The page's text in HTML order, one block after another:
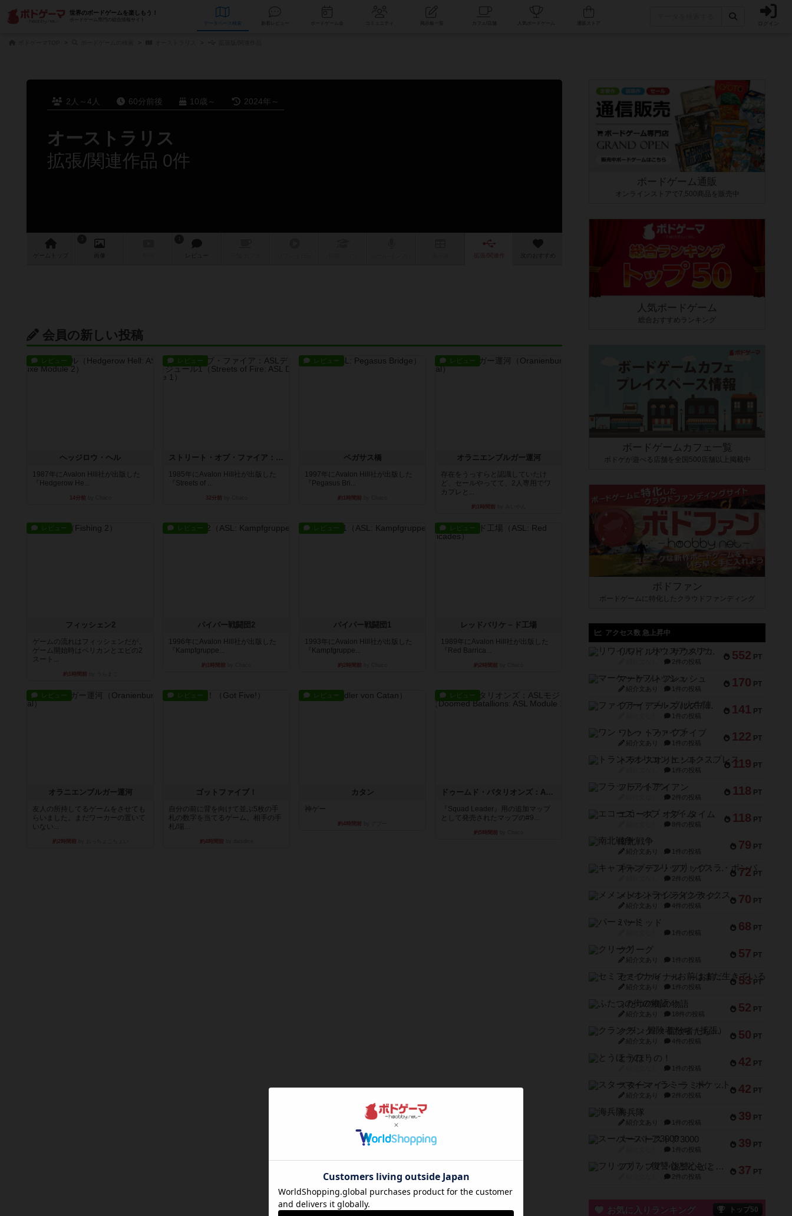
世界のボードゲームを楽しもう！
ボードゲーム専門の総合情報サイト
データベース コミュニティ 人気ボードゲーム ログイン
2人～4人 60分前後 10歳～ 2024年～
オーストラリス
拡張/関連作品 0件
ゲーム 画像 作 次のおすすめ
会員の新しい投稿
レビュー
ヘッジロウ・ヘル
1987年にAvalon Hill社が出版した
『Hedgerow He...
14分前
レビュー
ストリート・オブ・ファイア：ASLデラックスモジュール1
1985年にAvalon Hill社が出版した
『Streets of ...
32分前
レビュー
ペガサス橋
1997年にAvalon Hill社が出版した
『Pegasus Bri...
約1時間前
レビュー
オラニエンブルガー運河
存在をうっすらと認識していたけ
ど、セールやってて、2人専用でワ
カプレと...
約1時間前
レビュー
フィッシェン2
ゲームの流れはフィッシェンだが、
ゲーム開始時はペリカンとエビの2
スート...
約1時間前
レビュー
パイパー戦闘団2
1996年にAvalon Hill社が出版した
『Kampfgruppe...
約1時間前
レビュー
パイパー戦闘団1
1993年にAvalon Hill社が出版した
『Kampfgruppe...
約2時間前
レビュー
レッドバリケ－ド工場
1989年にAvalon Hill社が出版した
『Red Barrica...
約2時間前
レビュー
オラニエンブルガー運河
友人の所持してるゲームをさせても
らいました。まだワーカーの置いて
いない...
約2時間前
レビュー
ゴットファイブ！
自分の前に背を向けて並ぶ5枚の手
札の数字を当てるゲーム。相手の手
札/場...
約4時間前
レビュー
カタン
神ゲー
約4時間前
レビュー
ドゥームド・バタリオンズ：ASLモジュール11
『Squad Leader』用の追加マップ
として発売されたマップの#9...
約5時間前
ボードゲーム通販
オンラインストアで7,500商品を販売中
人気ボードゲーム
総合おすすめランキング
ボードゲームカフェ一覧
ボドゲが遊べる店舗を全国500店舗以上掲載中
ボドファン
ボードゲームに特化したクラウドファンディング
アクセス数 急上昇中
552 PT
リワイルド：サウスアメリカ
2件の投稿
170 PT
マーケットフレッシュ
紹介文あり 1件の投稿
141 PT
ファイアー・ブルズ / 火牛陣
1件の投稿
122 PT
ワン・トゥ・ファイブ
紹介文あり 1件の投稿
119 PT
トランスオリエント・エクスプレス
1件の投稿
118 PT
フラットアイアン
2件の投稿
118 PT
エコーズ・オブ・タイム
8件の投稿
79 PT
南北戦争
紹介文あり 1件の投稿
72 PT
キャプテン・フリップ：イスラ・ボンバ
2件の投稿
70 PT
メメントオンラインタクティクス
紹介文あり 4件の投稿
68 PT
パーミッド
1件の投稿
57 PT
クリーグ
紹介文あり 1件の投稿
53 PT
セミファイナル ～お前はまだ生きている～
紹介文あり 1件の投稿
52 PT
ふたつの街の物語
紹介文あり 18件の投稿
50 PT
クランク! ：冒険者たち（拡張）
紹介文あり 4件の投稿
42 PT
とうほうの！
1件の投稿
42 PT
スターマイン・ラミー ポケット
紹介文あり 2件の投稿
39 PT
海兵隊
紹介文あり 1件の投稿
39 PT
スーパーストア3000
1件の投稿
37 PT
フリップ７：復讐心とともに
2件の投稿
お気に入りランキング トップ50